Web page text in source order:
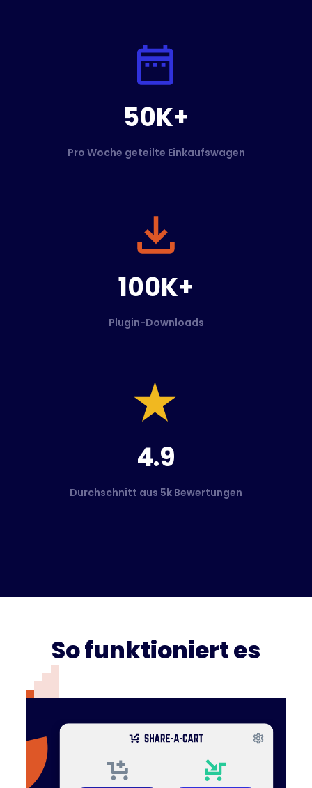
50K+
Pro Woche geteilte Einkaufswagen
100K+
Plugin-Downloads
4.9
Durchschnitt aus 5k Bewertungen
So funktioniert es